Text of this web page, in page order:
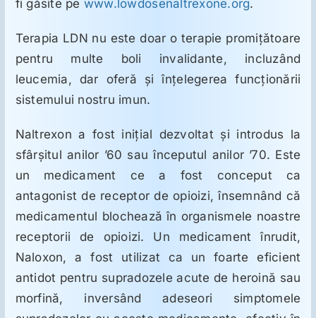
Psihoterapie
Antropologie
Proză utilă
fi găsite pe www.lowdosenaltrexone.org.
Terapia LDN nu este doar o terapie promiţătoare
pentru multe boli invalidante, incluzând
leucemia, dar oferă şi înţelegerea funcţionării
sistemului nostru imun.
Naltrexon a fost iniţial dezvoltat şi introdus la
sfârşitul anilor ’60 sau începutul anilor ’70. Este
un medicament ce a fost conceput ca
antagonist de receptor de opioizi, însemnând că
medicamentul blochează în organismele noastre
receptorii de opioizi. Un medicament înrudit,
Naloxon, a fost utilizat ca un foarte eficient
antidot pentru supradozele acute de heroină sau
morfină, inversând adeseori simptomele